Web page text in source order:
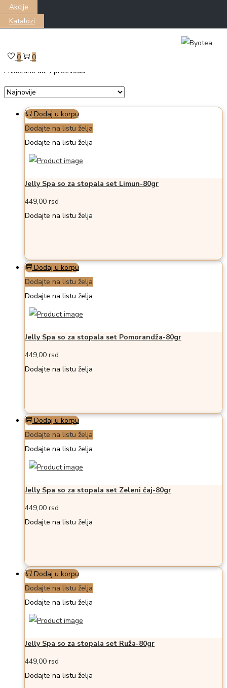
Akcije
Katalozi
to
navigation
to
content
0 0
Prikazano all 4 proizvoda
Dodaj u korpu
Dodajte na listu želja
Dodajte na listu želja
Jelly Spa so za stopala set Limun-80gr
449,00 rsd
Dodajte na listu želja
Dodaj u korpu
Dodajte na listu želja
Dodajte na listu želja
Jelly Spa so za stopala set Pomorandža-80gr
449,00 rsd
Dodajte na listu želja
Dodaj u korpu
Dodajte na listu želja
Dodajte na listu želja
Jelly Spa so za stopala set Zeleni čaj-80gr
449,00 rsd
Dodajte na listu želja
Dodaj u korpu
Dodajte na listu želja
Dodajte na listu želja
Jelly Spa so za stopala set Ruža-80gr
449,00 rsd
Dodajte na listu želja